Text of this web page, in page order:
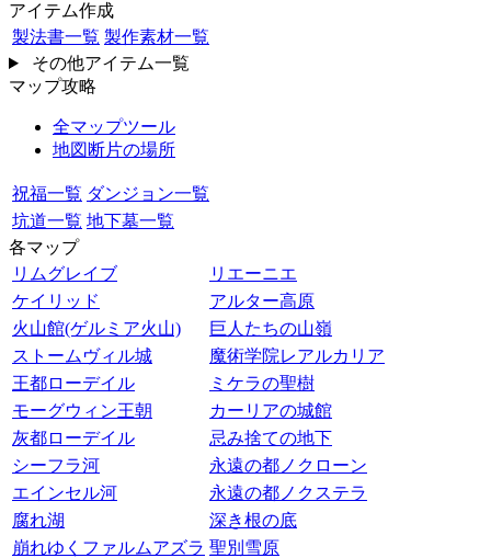
アイテム作成
製法書一覧 製作素材一覧
その他アイテム一覧
マップ攻略
全マップツール
地図断片の場所
祝福一覧 ダンジョン一覧
坑道一覧 地下墓一覧
各マップ
リムグレイブ
リエーニエ
ケイリッド
アルター高原
火山館(ゲルミア火山)
巨人たちの山嶺
ストームヴィル城
魔術学院レアルカリア
王都ローデイル
ミケラの聖樹
モーグウィン王朝
カーリアの城館
灰都ローデイル
忌み捨ての地下
シーフラ河
永遠の都ノクローン
エインセル河
永遠の都ノクステラ
腐れ湖
深き根の底
崩れゆくファルムアズラ 聖別雪原